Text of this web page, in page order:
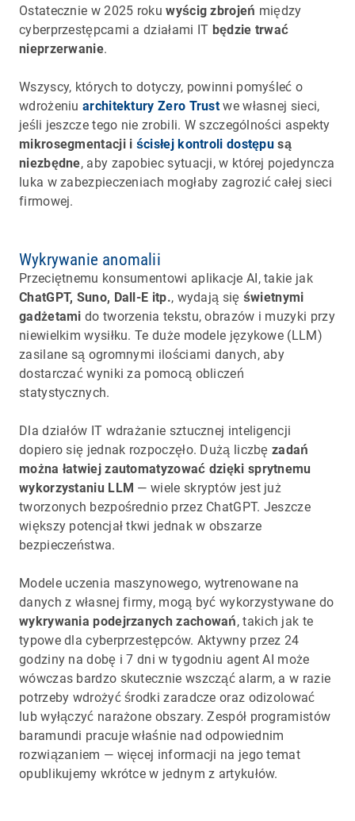
Ostatecznie w 2025 rokuwyścig zbrojeń między
cyberprzestępcami a działami IT będzie trwać
nieprzerwanie.
Wszyscy, których to dotyczy, powinni pomyśleć o
wdrożeniuarchitektury Zero Trustwe własnej sieci,
jeśli jeszcze tego nie zrobili. W szczególności aspekty
mikrosegmentacji i ścisłej kontroli dostępu są
niezbędne, aby zapobiec sytuacji, w której pojedyncza
luka w zabezpieczeniach mogłaby zagrozić całej sieci
firmowej.
Wykrywanie anomalii
Przeciętnemu konsumentowi aplikacje AI, takie jak
ChatGPT, Suno, Dall-E itp., wydają się świetnymi
gadżetami do tworzenia tekstu, obrazów i muzyki przy
niewielkim wysiłku. Te duże modele językowe (LLM)
zasilane są ogromnymi ilościami danych, aby
dostarczać wyniki za pomocą obliczeń
statystycznych.
Dla działów IT wdrażanie sztucznej inteligencji
dopiero się jednak rozpoczęło. Dużą liczbęzadań
można łatwiej zautomatyzować dzięki sprytnemu
wykorzystaniu LLM — wiele skryptów jest już
tworzonych bezpośrednio przez ChatGPT. Jeszcze
większy potencjał tkwi jednak w obszarze
bezpieczeństwa.
Modele uczenia maszynowego, wytrenowane na
danych z własnej firmy, mogą być wykorzystywane do
wykrywania podejrzanych zachowań, takich jak te
typowe dla cyberprzestępców. Aktywny przez 24
godziny na dobę i 7 dni w tygodniu agent AI może
wówczas bardzo skutecznie wszcząć alarm, a w razie
potrzeby wdrożyć środki zaradcze oraz odizolować
lub wyłączyć narażone obszary. Zespół programistów
baramundi pracuje właśnie nad odpowiednim
rozwiązaniem — więcej informacji na jego temat
opublikujemy wkrótce w jednym z artykułów.